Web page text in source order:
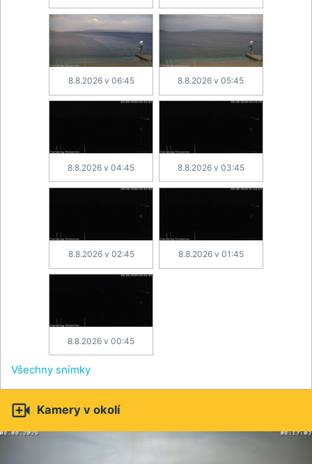
8.8.2026 v 06:45 8.8.2026 v 05:45
8.8.2026 v 04:45 8.8.2026 v 03:45
8.8.2026 v 02:45 8.8.2026 v 01:45
8.8.2026 v 00:45
Všechny snímky
 Kamery v okolí